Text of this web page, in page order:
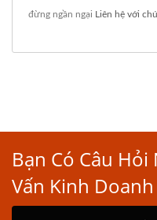
đừng ngần ngại Liên hệ với
Bạn Có Câu Hỏi
Vấn Kinh